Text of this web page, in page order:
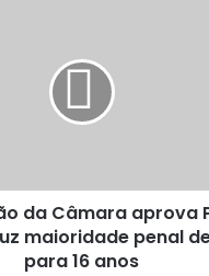
da Câmara aprova
maioridade penal
para 16 anos